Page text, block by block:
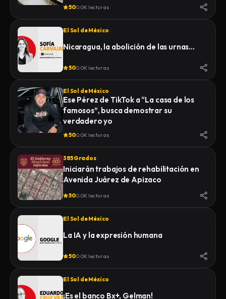
500.0K lecturas
El Sol de México
Nicaragua, la abolición de las urnas…
500.0K lecturas
El Sol de México
Ese Pérez de TikTok a “La casa de los
famosos”, busca demostrar su
verdadero yo
500.0K lecturas
385 Grados
Iniciarán trabajos de rehabilitación en
Avenida Juárez de Apizaco
500.0K lecturas
El Sol de México
La IA y la expresión humana
500.0K lecturas
El Sol de México
¡Es el banco Bx+, Gelman!